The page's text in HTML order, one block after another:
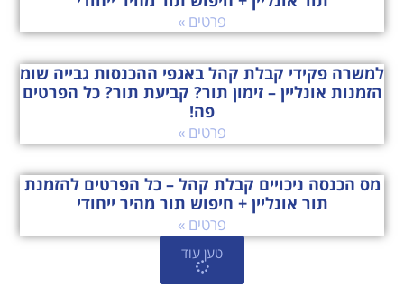
פרטים »
למשרה פקידי קבלת קהל באגפי ההכנסות גבייה שומ
הזמנות אונליין – זימון תור? קביעת תור? כל הפרטים
פה!
פרטים »
מס הכנסה ניכויים קבלת קהל – כל הפרטים להזמנת
תור אונליין + חיפוש תור מהיר ייחודי
פרטים »
טען עוד